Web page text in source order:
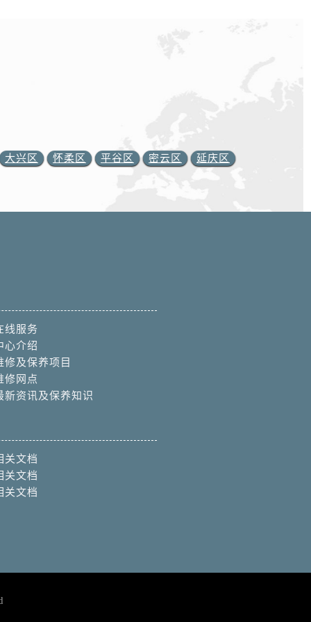
大兴区 怀柔区 平谷区 密云区 延庆区
线服务
心介绍
修及保养项目
修网点
新资讯及保养知识
关文档
关文档
关文档